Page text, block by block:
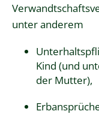
unter anderem
Kind (und
der Mutter),